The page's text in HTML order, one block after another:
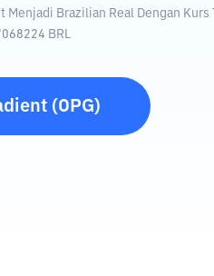
Menjadi Brazilian Real Dengan Kurs
BRL
(OPG)